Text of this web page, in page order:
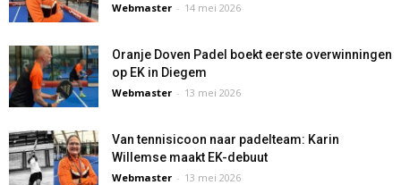
Webmaster - 14 mei 2026
Oranje Doven Padel boekt eerste overwinningen
op EK in Diegem
Webmaster - 13 mei 2026
Van tennisicoon naar padelteam: Karin
Willemse maakt EK-debuut
Webmaster - 13 mei 2026